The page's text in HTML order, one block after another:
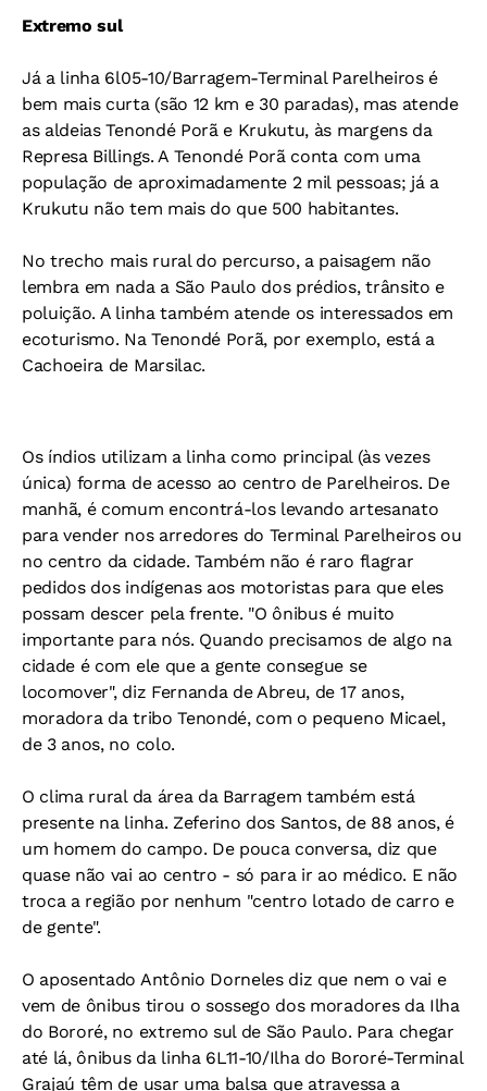
Extremo sul
Já a linha 6l05-10/Barragem-Terminal Parelheiros é
bem mais curta (são 12 km e 30 paradas), mas atende
as aldeias Tenondé Porã e Krukutu, às margens da
Represa Billings. A Tenondé Porã conta com uma
população de aproximadamente 2 mil pessoas; já a
Krukutu não tem mais do que 500 habitantes.
No trecho mais rural do percurso, a paisagem não
lembra em nada a São Paulo dos prédios, trânsito e
poluição. A linha também atende os interessados em
ecoturismo. Na Tenondé Porã, por exemplo, está a
Cachoeira de Marsilac.
Os índios utilizam a linha como principal (às vezes
única) forma de acesso ao centro de Parelheiros. De
manhã, é comum encontrá-los levando artesanato
para vender nos arredores do Terminal Parelheiros ou
no centro da cidade. Também não é raro flagrar
pedidos dos indígenas aos motoristas para que eles
possam descer pela frente. "O ônibus é muito
importante para nós. Quando precisamos de algo na
cidade é com ele que a gente consegue se
locomover", diz Fernanda de Abreu, de 17 anos,
moradora da tribo Tenondé, com o pequeno Micael,
de 3 anos, no colo.
O clima rural da área da Barragem também está
presente na linha. Zeferino dos Santos, de 88 anos, é
um homem do campo. De pouca conversa, diz que
quase não vai ao centro - só para ir ao médico. E não
troca a região por nenhum "centro lotado de carro e
de gente".
O aposentado Antônio Dorneles diz que nem o vai e
vem de ônibus tirou o sossego dos moradores da Ilha
do Bororé, no extremo sul de São Paulo. Para chegar
até lá, ônibus da linha 6L11-10/Ilha do Bororé-Terminal
Grajaú têm de usar uma balsa que atravessa a